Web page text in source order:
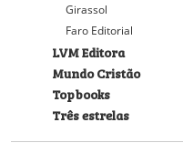
Girassol
Faro Editorial
LVM Editora
Mundo Cristão
Topbooks
Três estrelas